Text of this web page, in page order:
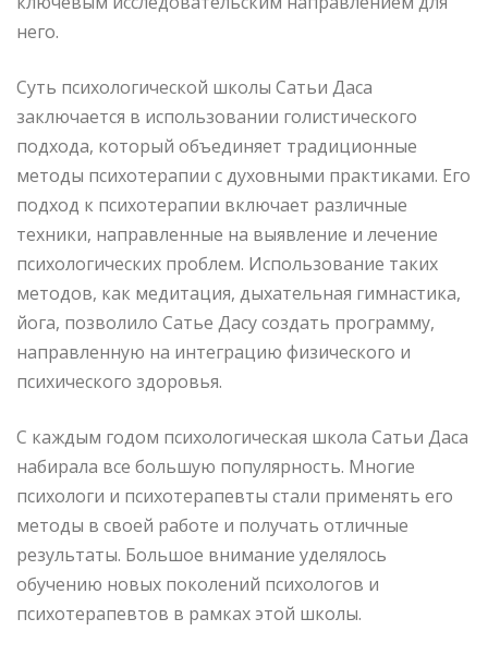
него.
Суть психологической школы Сатьи Даса
заключается в использовании голистического
подхода, который объединяет традиционные
методы психотерапии с духовными практиками. Его
подход к психотерапии включает различные
техники, направленные на выявление и лечение
психологических проблем. Использование таких
методов, как медитация, дыхательная гимнастика,
йога, позволило Сатье Дасу создать программу,
направленную на интеграцию физического и
психического здоровья.
С каждым годом психологическая школа Сатьи Даса
набирала все большую популярность. Многие
психологи и психотерапевты стали применять его
методы в своей работе и получать отличные
результаты. Большое внимание уделялось
обучению новых поколений психологов и
психотерапевтов в рамках этой школы.